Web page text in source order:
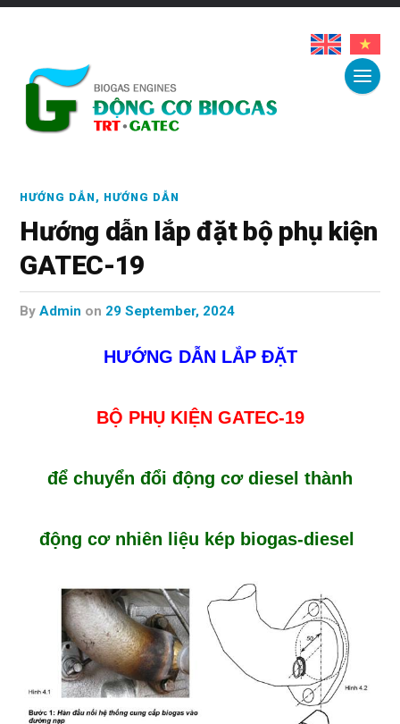
HƯỚNG DẪN, HƯỚNG DẪN
Hướng dẫn lắp đặt bộ phụ kiện
GATEC-19
byAdmin on 29 September, 2024
HƯỚNG DẪN LẮP ĐẶT
BỘ PHỤ KIỆN GATEC-19
để chuyển đổi động cơ diesel thành
động cơ nhiên liệu kép biogas-diesel